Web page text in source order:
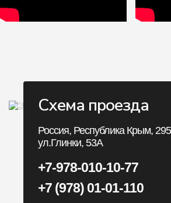
Схема проезда
Россия, Республика Крым,
ул.Глинки, 53А
+7-978-010-10-77
+7 (978) 01-01-110